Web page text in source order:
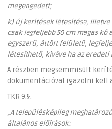
megengedett;
k) új kerítések létesítése, illetve
csak legfeljebb 50 cm magas kő
egyszerű, áttört felületű,
létesíthető, kivéve ha az
A részben megsemmisült
dokumentációval igazolni kell
TKR 9.§.
„A településképileg
általános előírások: